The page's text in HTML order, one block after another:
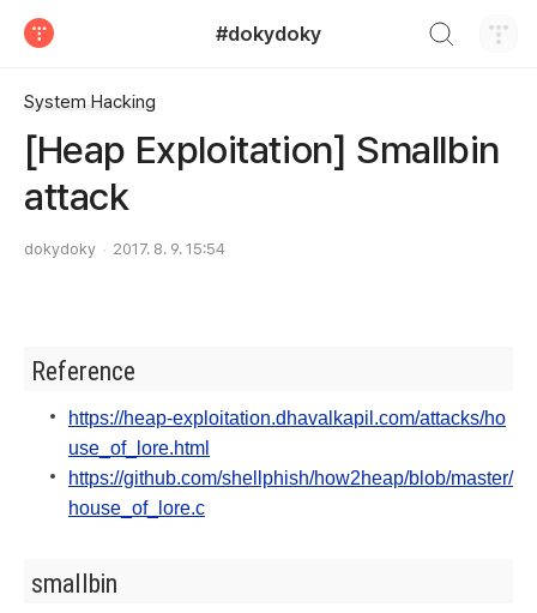
#dokydoky
System Hacking
[Heap Exploitation] Smallbin
attack
dokydoky 2017. 8. 9. 15:54
Reference
https://heap-exploitation.dhavalkapil.com/attacks/ho
use_of_lore.html
https://github.com/shellphish/how2heap/blob/master/
house_of_lore.c
smallbin